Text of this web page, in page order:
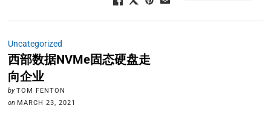
Uncategorized
西部数据NVMe固态硬盘走
向企业
by TOM FENTON
on MARCH 23, 2021